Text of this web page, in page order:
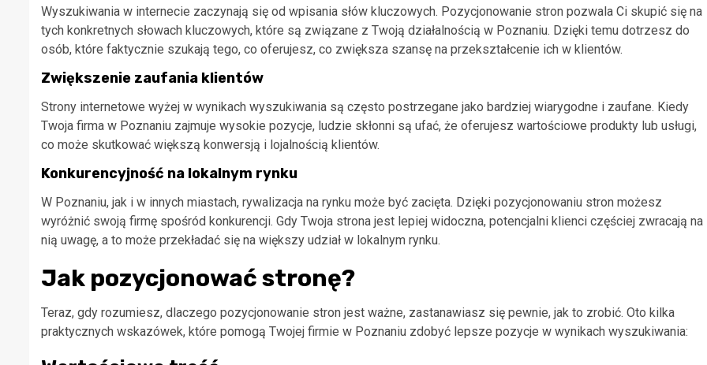
Wyszukiwania w internecie zaczynają się od wpisania słów kluczowych. Pozycjonowanie stron pozwala Ci skupić się na
tych konkretnych słowach kluczowych, które są związane z Twoją działalnością w Poznaniu. Dzięki temu dotrzesz do
osób, które faktycznie szukają tego, co oferujesz, co zwiększa szansę na przekształcenie ich w klientów.
Zwiększenie zaufania klientów
Strony internetowe wyżej w wynikach wyszukiwania są często postrzegane jako bardziej wiarygodne i zaufane. Kiedy
Twoja firma w Poznaniu zajmuje wysokie pozycje, ludzie skłonni są ufać, że oferujesz wartościowe produkty lub usługi,
co może skutkować większą konwersją i lojalnością klientów.
Konkurencyjność na lokalnym rynku
W Poznaniu, jak i w innych miastach, rywalizacja na rynku może być zacięta. Dzięki pozycjonowaniu stron możesz
wyróżnić swoją firmę spośród konkurencji. Gdy Twoja strona jest lepiej widoczna, potencjalni klienci częściej zwracają na
nią uwagę, a to może przekładać się na większy udział w lokalnym rynku.
Jak pozycjonować stronę?
Teraz, gdy rozumiesz, dlaczego pozycjonowanie stron jest ważne, zastanawiasz się pewnie, jak to zrobić. Oto kilka
praktycznych wskazówek, które pomogą Twojej firmie w Poznaniu zdobyć lepsze pozycje w wynikach wyszukiwania: